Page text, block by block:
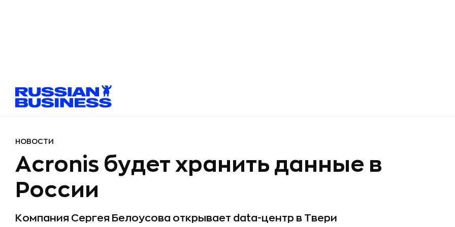
НОВОСТИ
Acronis будет хранить данные в
России
Компания Сергея Белоусова открывает data-центр в Твери